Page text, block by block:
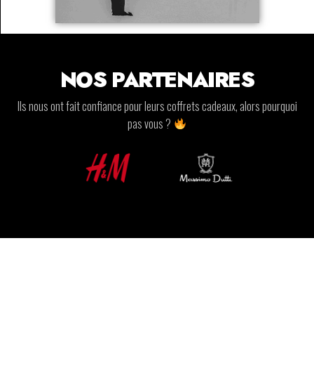
NOS PARTENAIRES
Ils nous ont fait confiance pour leurs coffrets cadeaux, alors pourquoi
pas vous ?